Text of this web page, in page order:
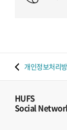
개인정보처리
HUFS
Social